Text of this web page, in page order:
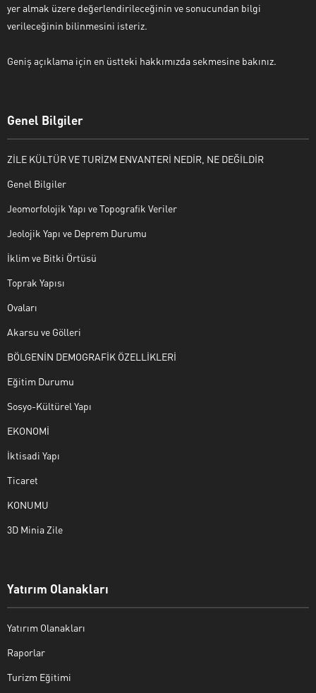
yer almak üzere değerlendirileceğinin ve sonucundan bilgi
verileceğinin bilinmesini isteriz.
Geniş açıklama için en üstteki hakkımızda sekmesine bakınız.
Genel Bilgiler
ZİLE KÜLTÜR VE TURİZM ENVANTERİ NEDİR, NE DEĞİLDİR
Genel Bilgiler
Jeomorfolojik Yapı ve Topografik Veriler
Jeolojik Yapı ve Deprem Durumu
İklim ve Bitki Örtüsü
Toprak Yapısı
Ovaları
Akarsu ve Gölleri
BÖLGENİN DEMOGRAFİK ÖZELLİKLERİ
Eğitim Durumu
Sosyo-Kültürel Yapı
EKONOMİ
İktisadi Yapı
Ticaret
KONUMU
3D Minia Zile
Yatırım Olanakları
Yatırım Olanakları
Raporlar
Turizm Eğitimi